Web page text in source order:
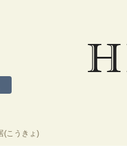
(こうきょ)